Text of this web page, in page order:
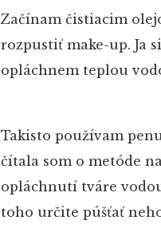
Začínam čistiacim
rozpustiť make-up. Ja
opláchnem teplou
Takisto používam
čítala som o metóde
opláchnutí tváre
toho určite púšťať